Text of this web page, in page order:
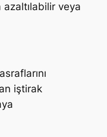
veya
iştirak